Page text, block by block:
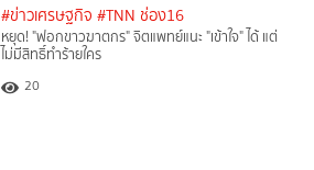
#ข่าวเศรษฐกิจ #TNN ช่อง16
หยุด! "ฟอกขาวฆาตกร" จิตแพทย์แนะ "เข้าใจ" ได้ แต่
ไม่มีสิทธิ์ทำร้ายใคร
20